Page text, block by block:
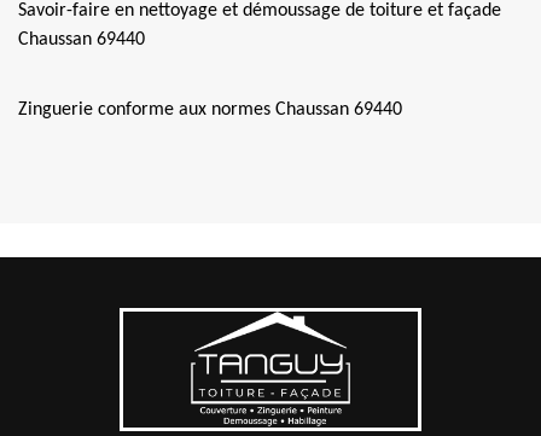
Savoir-faire en nettoyage et démoussage de toiture et façade
Chaussan 69440
Zinguerie conforme aux normes Chaussan 69440